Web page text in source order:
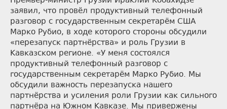
заявил, что провёл продуктивный телефонный
разговор с государственным секретарём США
Марко Рубио, в ходе которого стороны обсудили
«перезапуск партнёрства» и роль Грузии в
Кавказском регионе. «У меня состоялся
продуктивный телефонный разговор с
государственным секретарём Марко Рубио. Мы
обсудили важность перезапуска нашего
партнёрства и усиления роли Грузии как сильного